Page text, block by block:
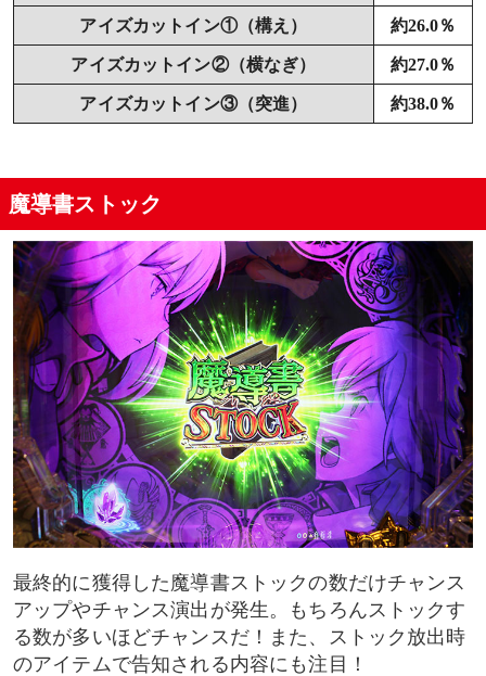
アイズカットイン①（構え） 約26.0％
アイズカットイン②（横なぎ） 約27.0％
アイズカットイン③（突進） 約38.0％
魔導書ストック
最終的に獲得した魔導書ストックの数だけチャンス
アップやチャンス演出が発生。もちろんストックす
る数が多いほどチャンスだ！また、ストック放出時
のアイテムで告知される内容にも注目！